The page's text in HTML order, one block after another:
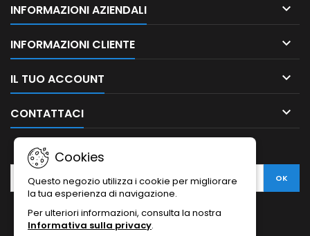
INFORMAZIONI AZIENDALI 
INFORMAZIONI CLIENTE 
IL TUO ACCOUNT 
CONTATTACI 
Cookies
Questo negozio utilizza i cookie per migliorare
la tua esperienza di navigazione.
Per ulteriori informazioni, consulta la nostra
Informativa sulla privacy.